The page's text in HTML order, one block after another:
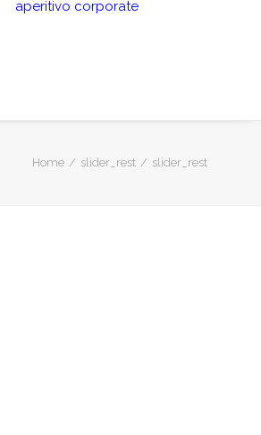
aperitivo corporate
Home slider_rest slider_rest